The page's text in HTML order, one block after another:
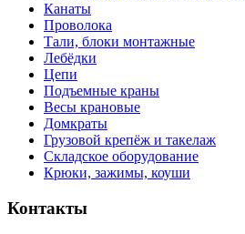
Канаты
Проволока
Тали, блоки монтажные
Лебёдки
Цепи
Подъемные краны
Весы крановые
Домкраты
Грузовой крепёж и такелаж
Складское оборудование
Крюки, зажимы, коуши
Контакты